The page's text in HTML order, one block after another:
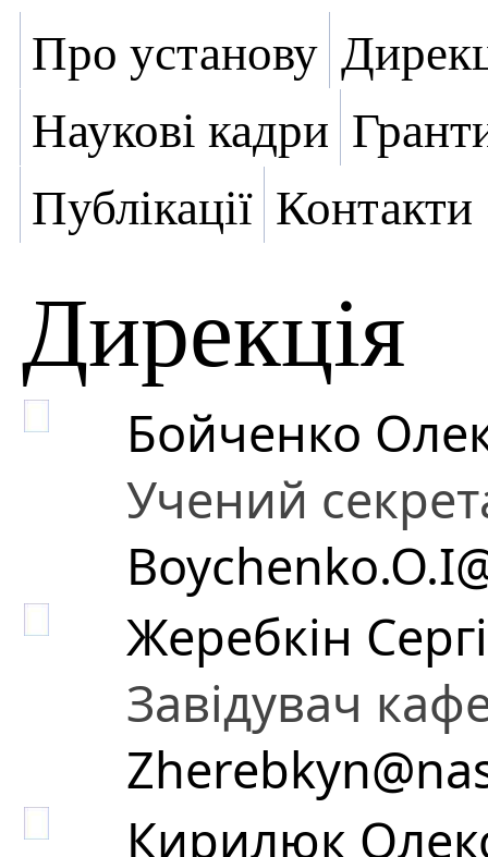
Про установу
Наукові кадри
Публікації Контакти
Дирекція
Бойченко
Учений
Жеребкін
Завідувач
Кирилюк